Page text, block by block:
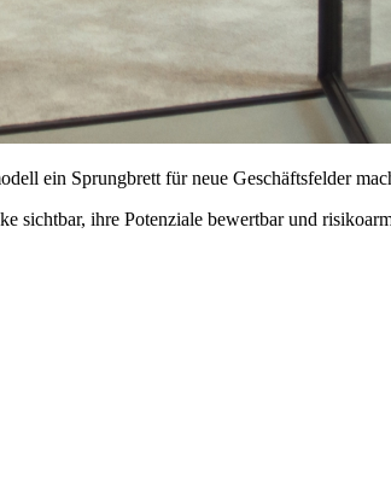
ein Sprungbrett für neue Geschäftsfelder
sichtbar, ihre Potenziale bewertbar und